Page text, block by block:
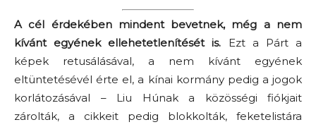
A cél érdekében mindent bevetnek, még a nem
kívánt egyének ellehetetlenítését is. Ezt a Párt a
képek retusálásával, a nem kívánt egyének
eltüntetésévél érte el, a kínai kormány pedig a jogok
korlátozásával – Liu Húnak a közösségi fiókjait
zárolták, a cikkeit pedig blokkolták, feketelistára